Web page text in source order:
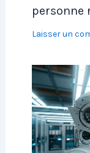
personne
Laisser un